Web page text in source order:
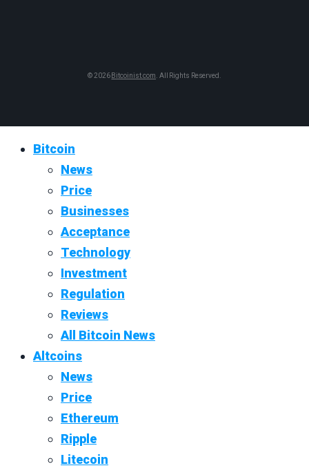
© 2026 Bitcoinist.com. All Rights Reserved.
Bitcoin
News
Price
Businesses
Acceptance
Technology
Investment
Regulation
Reviews
All Bitcoin News
Altcoins
News
Price
Ethereum
Ripple
Litecoin